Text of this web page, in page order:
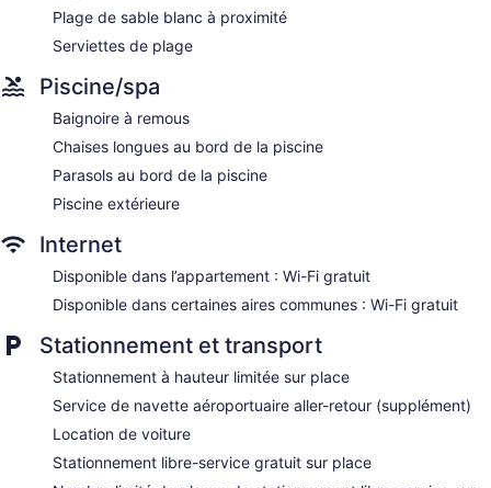
Plage de sable blanc à proximité
Serviettes de plage
Piscine/spa
Baignoire à remous
Chaises longues au bord de la piscine
Parasols au bord de la piscine
Piscine extérieure
Internet
Disponible dans l’appartement : Wi-Fi gratuit
Disponible dans certaines aires communes : Wi-Fi gratuit
Stationnement et transport
Stationnement à hauteur limitée sur place
Service de navette aéroportuaire aller-retour (supplément)
Location de voiture
Stationnement libre-service gratuit sur place